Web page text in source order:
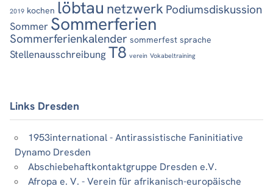
2019 kochen löbtau netzwerk Podiumsdiskussion
Sommer Sommerferien
Sommerferienkalender sommerfest sprache
Stellenausschreibung T8 verein Vokabeltraining
Links Dresden
1953international - Antirassistische Faninitiative
Dynamo Dresden
Abschiebehaftkontaktgruppe Dresden e.V.
Afropa e. V. - Verein für afrikanisch-europäische